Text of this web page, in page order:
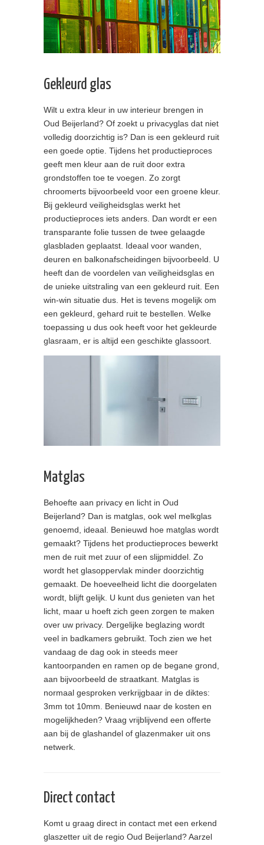
Gekleurd glas
Wilt u extra kleur in uw interieur brengen in
Oud Beijerland? Of zoekt u privacyglas dat niet
volledig doorzichtig is? Dan is een gekleurd ruit
een goede optie. Tijdens het productieproces
geeft men kleur aan de ruit door extra
grondstoffen toe te voegen. Zo zorgt
chroomerts bijvoorbeeld voor een groene kleur.
Bij gekleurd veiligheidsglas werkt het
productieproces iets anders. Dan wordt er een
transparante folie tussen de twee gelaagde
glasbladen geplaatst. Ideaal voor wanden,
deuren en balkonafscheidingen bijvoorbeeld. U
heeft dan de voordelen van veiligheidsglas en
de unieke uitstraling van een gekleurd ruit. Een
win-win situatie dus. Het is tevens mogelijk om
een gekleurd, gehard ruit te bestellen. Welke
toepassing u dus ook heeft voor het gekleurde
glasraam, er is altijd een geschikte glassoort.
Matglas
Behoefte aan privacy en licht in Oud
Beijerland? Dan is matglas, ook wel melkglas
genoemd, ideaal. Benieuwd hoe matglas wordt
gemaakt? Tijdens het productieproces bewerkt
men de ruit met zuur of een slijpmiddel. Zo
wordt het glasoppervlak minder doorzichtig
gemaakt. De hoeveelheid licht die doorgelaten
wordt, blijft gelijk. U kunt dus genieten van het
licht, maar u hoeft zich geen zorgen te maken
over uw privacy. Dergelijke beglazing wordt
veel in badkamers gebruikt. Toch zien we het
vandaag de dag ook in steeds meer
kantoorpanden en ramen op de begane grond,
aan bijvoorbeeld de straatkant. Matglas is
normaal gesproken verkrijgbaar in de diktes:
3mm tot 10mm. Benieuwd naar de kosten en
mogelijkheden? Vraag vrijblijvend een offerte
aan bij de glashandel of glazenmaker uit ons
netwerk.
Direct contact
Komt u graag direct in contact met een erkend
glaszetter uit de regio Oud Beijerland? Aarzel